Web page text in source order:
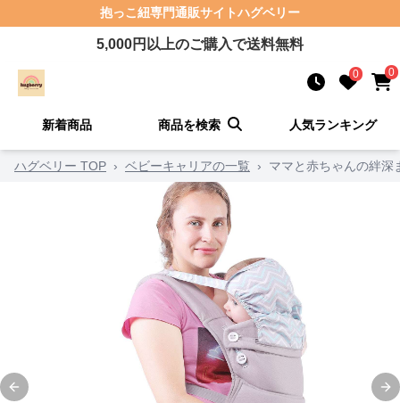
抱っこ紐専門通販サイトハグベリー
5,000円以上のご購入で送料無料
0 0
新着商品 商品を検索 人気ランキング
ハグベリー TOP › ベビーキャリアの一覧 › ママと赤ちゃんの絆深
Previous slide